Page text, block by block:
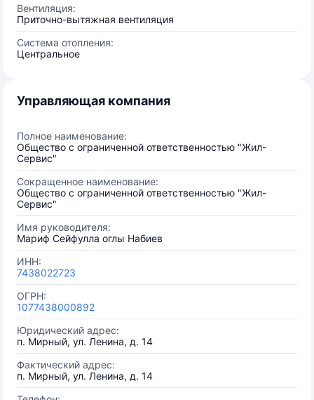
Вентиляция:
Приточно-вытяжная вентиляция
Система отопления:
Центральное
Управляющая компания
Полное наименование:
Общество с ограниченной ответственностью "Жил-
Сервис"
Сокращенное наименование:
Общество с ограниченной ответственностью "Жил-
Сервис"
Имя руководителя:
Мариф Сейфулла оглы Набиев
ИНН:
7438022723
ОГРН:
1077438000892
Юридический адрес:
п. Мирный, ул. Ленина, д. 14
Фактический адрес:
п. Мирный, ул. Ленина, д. 14